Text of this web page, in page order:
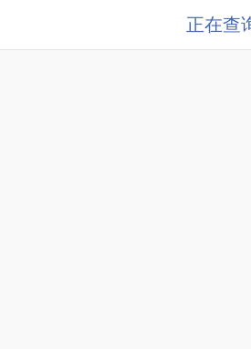
正在查